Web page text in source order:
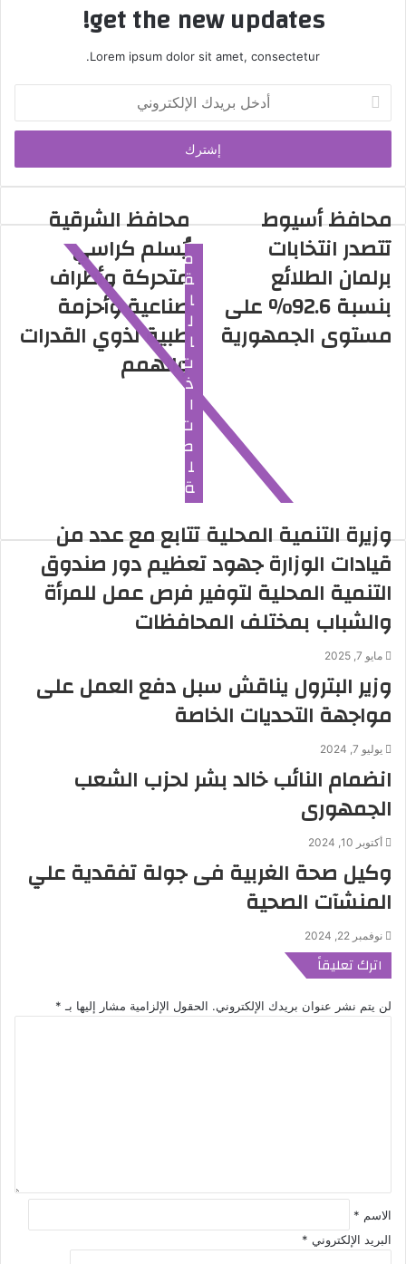
get the new updates!
Lorem ipsum dolor sit amet, consectetur.
خ
ب
ر
د
ك
ل
إ
ل
ك
محافظ أسيوط
تتصدر انتخابات
برلمان الطلائع
بنسبة 92.6% على
مستوى الجمهورية
محافظ الشرقية
يُسلم كراسي
متحركة وأطراف
صناعية وأحزمة
طبية لذوي القدرات
والهمم
م
ق
ا
ل
ا
ت
ذ
ا
ت
ص
ل
ة
وزيرة التنمية المحلية تتابع مع عدد من
قيادات الوزارة جهود تعظيم دور صندوق
التنمية المحلية لتوفير فرص عمل للمرأة
والشباب بمختلف المحافظات
مايو 7, 2025
وزير البترول يناقش سبل دفع العمل على
مواجهة التحديات الخاصة
يوليو 7, 2024
انضمام النائب خالد بشر لحزب الشعب
الجمهورى
أكتوبر 10, 2024
وكيل صحة الغربية فى جولة تفقدية علي
المنشآت الصحية
نوفمبر 22, 2024
اترك تعليقاً
لن يتم نشر عنوان بريدك الإلكتروني. الحقول الإلزامية مشار إليها بـ *
الاسم *
البريد الإلكتروني *